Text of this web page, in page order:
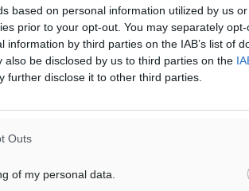
based on personal information utilized by us
prior to your opt-out. You may separately
by third parties on the IAB’s list of
be disclosed by us to third parties on the
further disclose it to other third parties.
Outs
of my personal data.
★ ↗